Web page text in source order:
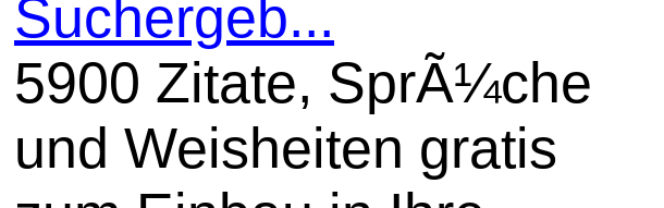
Suchergeb...
5900 Zitate, SprÃ¼che
und Weisheiten gratis